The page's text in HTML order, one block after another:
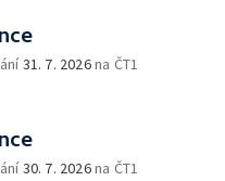
31. 7. 2026na ČT1
30. 7. 2026na ČT1